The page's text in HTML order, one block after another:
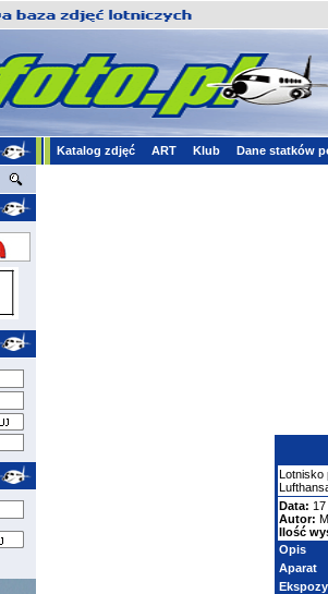
Katalog zdjęć ART Klub Dane statków
Lotnisko
Data:
Autor:
Ilość
Opis
Aparat